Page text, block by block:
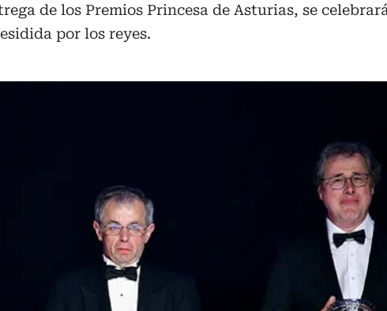
de los Premios Princesa de Asturias, se
por los reyes.